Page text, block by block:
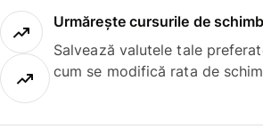
Urmărește cursurile de
Salvează valutele tale
cum se modifică rata de